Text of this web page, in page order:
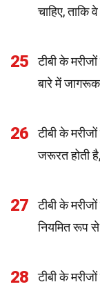
चाहिए, ताकि
25
टीबी के
बारे में
26
टीबी के
जरूरत होती
27
टीबी के
नियमित रूप से
28
टीबी के